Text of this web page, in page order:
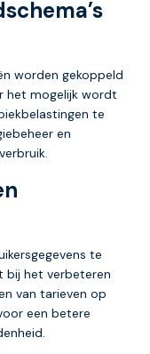
worden gekoppeld
het mogelijk wordt
te
en
te
bij het verbeteren
van tarieven op
een betere